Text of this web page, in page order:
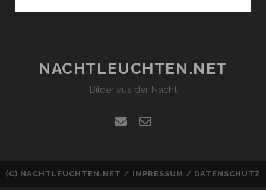
NACHTLEUCHTEN.NET
Bilder aus der Nacht
emailemail-
(C) NACHTLEUCHTEN.NET / IMPRESSUM / DATENSCHUTZ